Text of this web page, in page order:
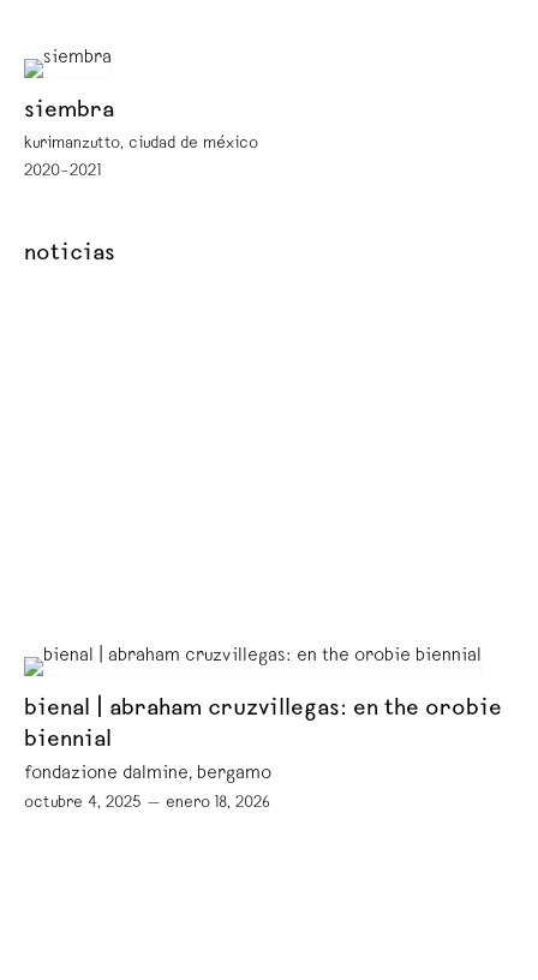
siembra
kurimanzutto, ciudad de méxico
2020–2021
noticias
bienal | abraham cruzvillegas: en the orobie
biennial
fondazione dalmine, bergamo
octubre 4, 2025 — enero 18, 2026